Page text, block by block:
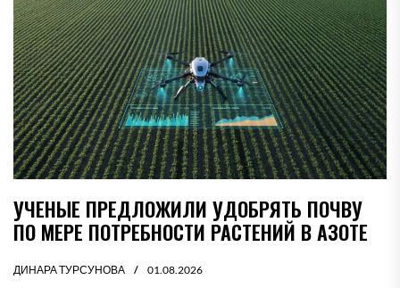
УЧЕНЫЕ ПРЕДЛОЖИЛИ УДОБРЯТЬ ПОЧВУ
ПО МЕРЕ ПОТРЕБНОСТИ РАСТЕНИЙ В АЗОТЕ
ДИНАРА ТУРСУНОВА 01.08.2026